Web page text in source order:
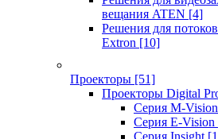
вещания ATEN [4]
Решения для
Extron [10]
Проекторы [51]
Проекторы Digital
Серия M-Vision
Серия E-Vision
Серия Insight